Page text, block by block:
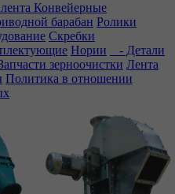
Конвейерные
барабан Ролики
Скребки
Нории
- Детали
зерноочистки Лента
Политика в отношении